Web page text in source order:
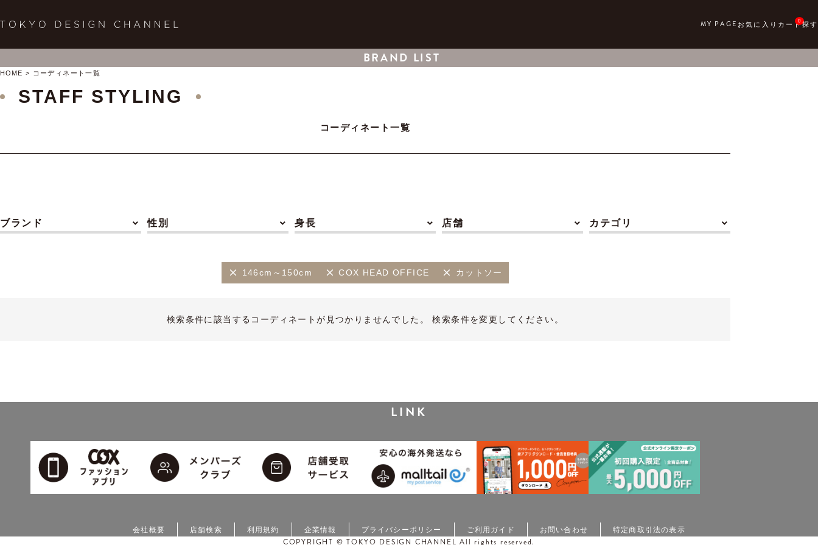
0
BRAND LIST
HOME コーディネート一覧
STAFF STYLING
コーディネート一覧
ブランド 性別 身長 店舗 カテゴリ
146cm～150cm COX HEAD OFFICE カットソー
検索条件に該当するコーディネートが見つかりませんでした。 検索条件を変更してください。
LINK
会社概要 店舗検索 利用規約 企業情報 プライバシーポリシー ご利用ガイド お問い合わせ 特定商取引法の表示
COPYRIGHT © TOKYO DESIGN CHANNEL All rights reserved.